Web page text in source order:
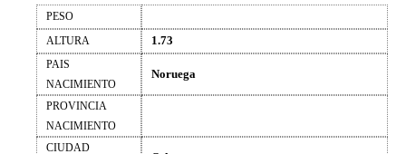
PESO
ALTURA
1.73
PAIS
NACIMIENTO
Noruega
PROVINCIA
NACIMIENTO
CIUDAD